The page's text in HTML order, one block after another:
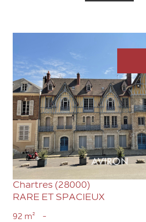
VOIR LE BIEN
Chartres (28000)
RARE ET SPACIEUX
92 m² -